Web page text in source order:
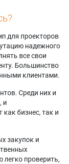
для проекторов
надежного
все свои
Большинство
клиентами.
Среди них и
и
бизнес, так и
закупок и
легко проверить,